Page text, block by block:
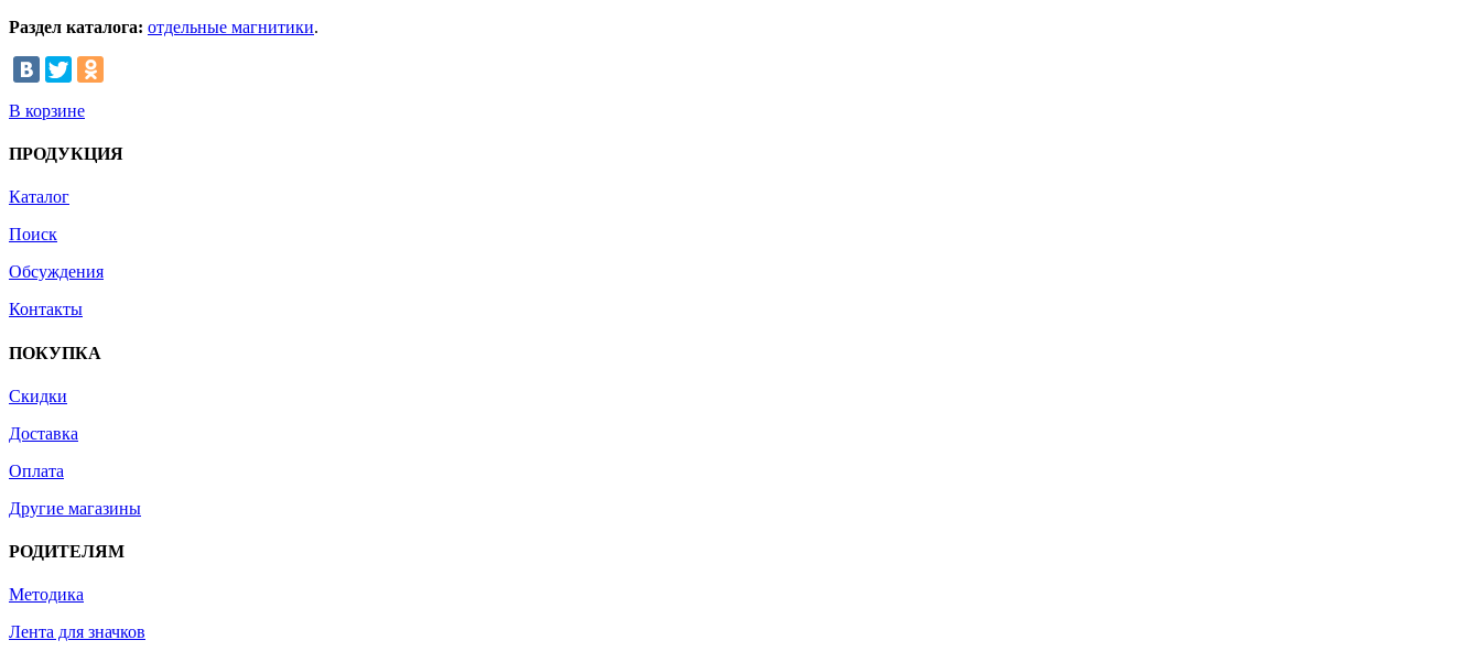
Раздел каталога: отдельные магнитики.
В корзине
ПРОДУКЦИЯ
Каталог
Поиск
Обсуждения
Контакты
ПОКУПКА
Скидки
Доставка
Оплата
Другие магазины
РОДИТЕЛЯМ
Методика
Лента для значков